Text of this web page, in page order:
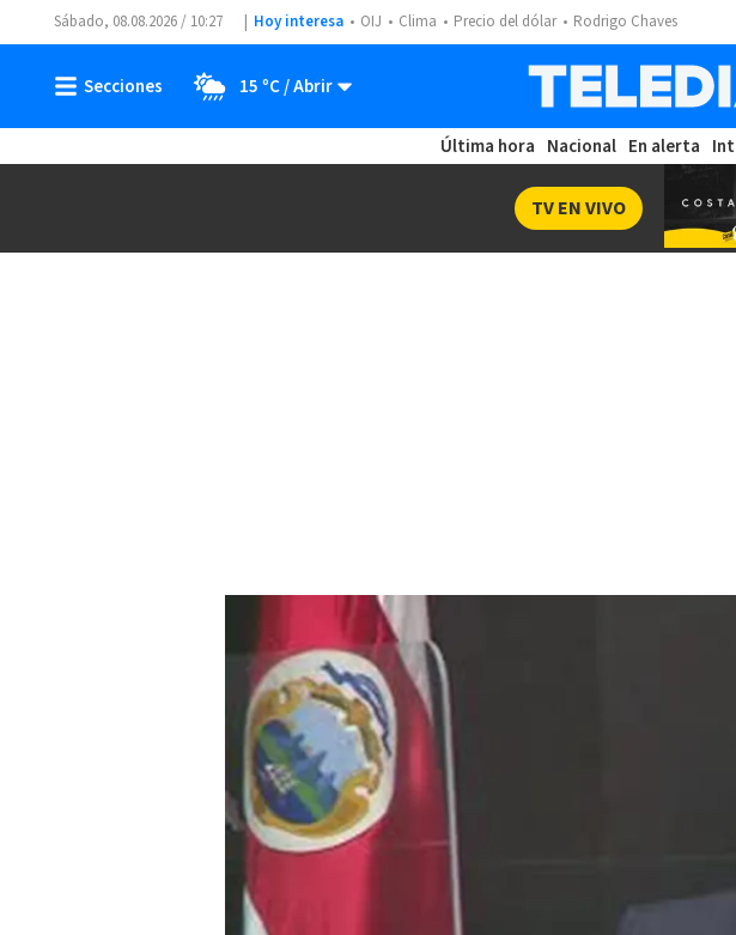
Sábado, 08.08.2026 / 10:27 Hoy interesa OIJ Clima Precio del dólar Rodrigo Chaves
15 ºC
Última hora Nacional En alerta
TV EN VIVO